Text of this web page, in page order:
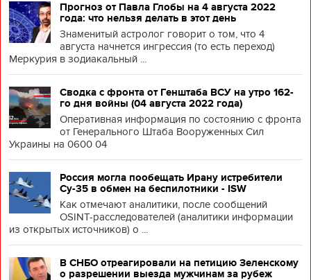
Прогноз от Павла Глобы на 4 августа 2022
года: что нельзя делать в этот день
Знаменитый астролог говорит о том, что 4
августа начнется ингрессия (то есть переход)
Меркурия в зодиакальный ...
Сводка с фронта от Генштаба ВСУ на утро 162-
го дня войны (04 августа 2022 года)
Оперативная информация по состоянию с фронта
от Генерального Штаба Вооруженных Сил
Украины на 0600 04
Россия могла пообещать Ирану истребители
Су-35 в обмен на беспилотники - ISW
Как отмечают аналитики, после сообщений
OSINT-расследователей (аналитики информации
из открытых источников) о ...
В СНБО отреагировали на петицию Зеленскому
о разрешении выезда мужчинам за рубеж